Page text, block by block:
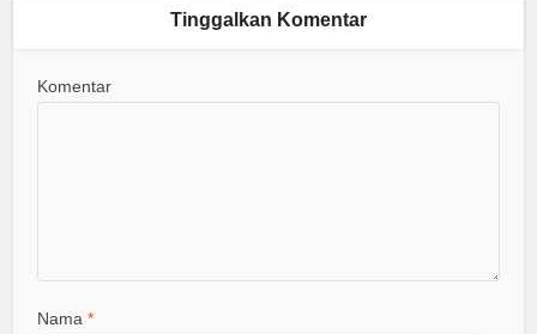
Tinggalkan Komentar
Komentar
Nama*